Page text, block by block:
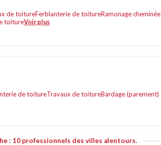
de toitureFerblanterie de toitureRamonage cheminée
toitureVoir plus
de toitureTravaux de toitureBardage (parement)
: 10 professionnels des villes alentours.